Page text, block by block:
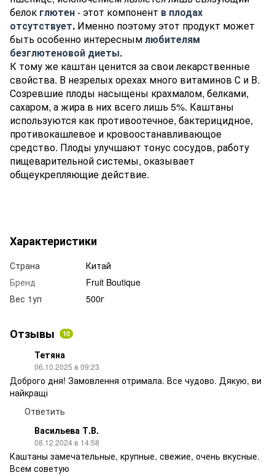
белок глютен- этот компонент в плодах
отсутствует. Именно поэтому этот продукт может
быть особенно интереснымлюбителям
безглютеновой диеты.
К тому же каштан ценится за свои лекарственные
свойства. В незрелых орехах много витаминов С и В.
Созревшие плоды насыщены крахмалом, белками,
сахаром, а жира в них всего лишь 5%. Каштаны
используются как противоотечное, бактерицидное,
противокашлевое и кровоостанавливающое
средство. Плоды улучшают тонус сосудов, работу
пищеварительной системы, оказывает
общеукрепляющие действие.
Характеристики
Страна
Китай
Бренд
Fruit Boutique
Вес 1уп
500г
Отзывы 10
Тетяна
06.10.2025 в 09:23
Доброго дня! Замовлення отримала. Все чудово. Дякую, ви
найкращі
Ответить
Васильева Т.В.
08.12.2024 в 14:58
Каштаны замечательные, крупные, свежие, очень вкусные.
Всем советую